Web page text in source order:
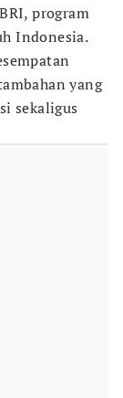
program
Indonesia.
yang
sekaligus